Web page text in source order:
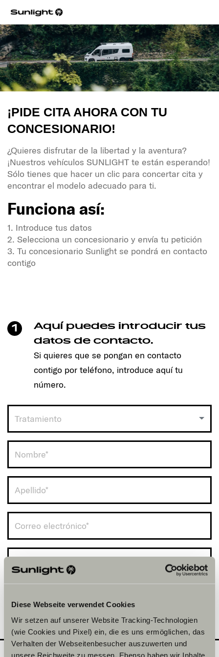
Diese Webseite verwendet Cookies
Wir setzen auf unserer Website Tracking-Technologien
(wie Cookies und Pixel) ein, die es uns ermöglichen, das
Verhalten der Webseitenbesucher auszuwerten und
unsere Reichweite zu messen. Ebenso haben wir Inhalte
¡PIDE CITA AHORA CON TU
CONCESIONARIO!
¿Quieres disfrutar de la libertad y la aventura?
¡Nuestros vehículos SUNLIGHT te están esperando!
Sólo tienes que hacer un clic para concertar cita y
encontrar el modelo adecuado para ti.
Funciona así:
1. Introduce tus datos
2. Selecciona un concesionario y envía tu petición
3. Tu concesionario Sunlight se pondrá en contacto
contigo
Funciona así:
1. Introduce tus datos
2. Selecciona un concesionario y envía tu petición
3. Tu concesionario Sunlight se pondrá en contacto
1
Aquí puedes introducir tus
datos de contacto.
Si quieres que se pongan en contacto
contigo por teléfono, introduce aquí tu
número.
Tratamiento